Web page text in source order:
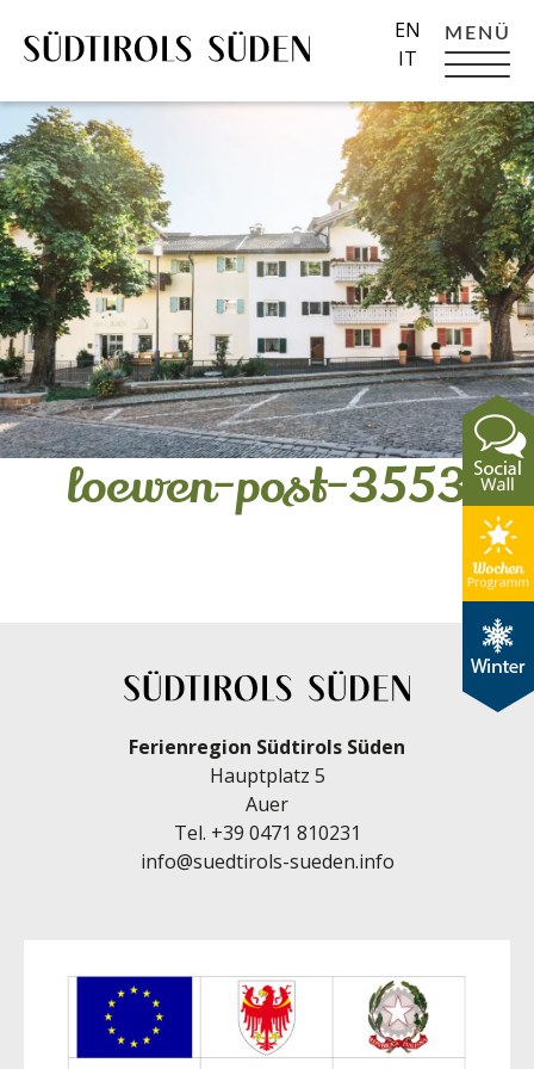
MENÜ
EN
IT
loewen-post-3553
Ferienregion Südtirols Süden
Hauptplatz 5
Auer
Tel. +39 0471 810231
info@suedtirols-sueden.info